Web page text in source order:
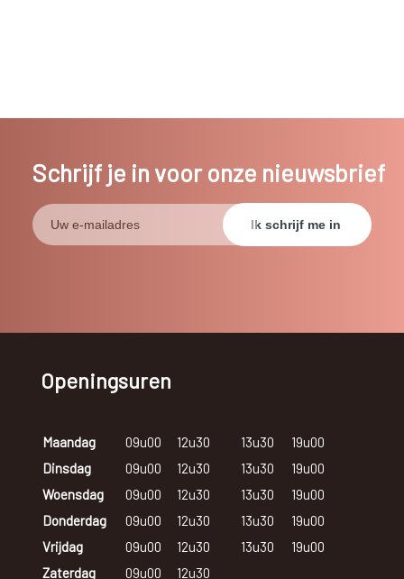
Schrijf je in voor onze nieuwsbrief
Openingsuren
Maandag 09u00 12u30 13u30
19u00
Dinsdag
09u00 12u30 13u30
19u00
Woensdag
09u00 12u30 13u30
19u00
Donderdag
09u00 12u30 13u30
19u00
Vrijdag
09u00 12u30 13u30
19u00
Zaterdag
09u00
12u30